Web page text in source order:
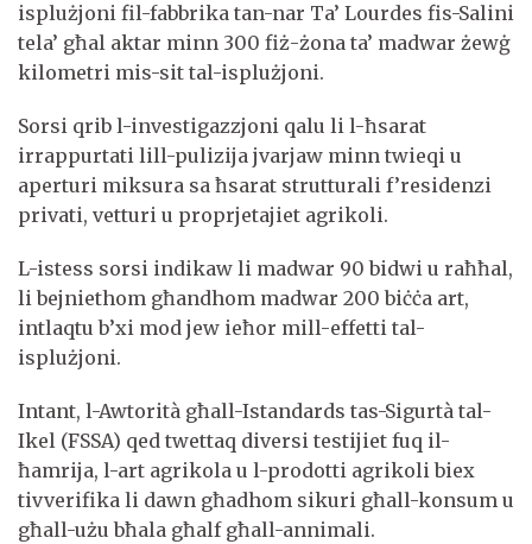
isplużjoni fil-fabbrika tan-nar Ta’ Lourdes fis-Salini
tela’ għal aktar minn 300 fiż-żona ta’ madwar żewġ
kilometri mis-sit tal-isplużjoni.
Sorsi qrib l-investigazzjoni qalu li l-ħsarat
irrappurtati lill-pulizija jvarjaw minn twieqi u
aperturi miksura sa ħsarat strutturali f’residenzi
privati, vetturi u proprjetajiet agrikoli.
L-istess sorsi indikaw li madwar 90 bidwi u raħħal,
li bejniethom għandhom madwar 200 biċċa art,
intlaqtu b’xi mod jew ieħor mill-effetti tal-
isplużjoni.
Intant, l-Awtorità għall-Istandards tas-Sigurtà tal-
Ikel (FSSA) qed twettaq diversi testijiet fuq il-
ħamrija, l-art agrikola u l-prodotti agrikoli biex
tivverifika li dawn għadhom sikuri għall-konsum u
għall-użu bħala għalf għall-annimali.